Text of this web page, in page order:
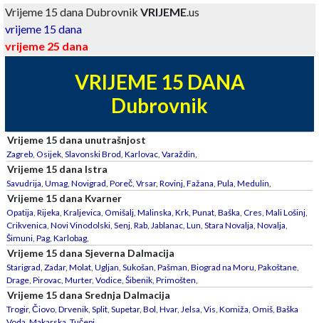
Vrijeme 15 dana DubrovnikVRIJEME.us
vrijeme 15 dana
vrijeme 25 dana
VRIJEME 15 DANA
Dubrovnik
Vrijeme 15 dana unutrašnjost
Zagreb, Osijek, Slavonski Brod, Karlovac, Varaždin,
Vrijeme 15 dana Istra
Savudrija, Umag, Novigrad, Poreč, Vrsar, Rovinj, Fažana, Pula, Medulin,
Vrijeme 15 dana Kvarner
Opatija, Rijeka, Kraljevica, Omišalj, Malinska, Krk, Punat, Baška, Cres, Mali Lošinj,
Crikvenica, Novi Vinodolski, Senj, Rab, Jablanac, Lun, Stara Novalja, Novalja,
Šimuni, Pag, Karlobag,
Vrijeme 15 dana Sjeverna Dalmacija
Starigrad, Zadar, Molat, Ugljan, Sukošan, Pašman, Biograd na Moru, Pakoštane,
Drage, Pirovac, Murter, Vodice, Šibenik, Primošten,
Vrijeme 15 dana Srednja Dalmacija
Trogir, Čiovo, Drvenik, Split, Supetar, Bol, Hvar, Jelsa, Vis, Komiža, Omiš, Baška